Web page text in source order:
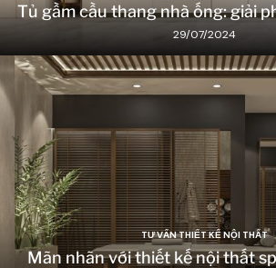
Tủ gầm cầu thang nhà ống: giải
29/07/2024
TƯ VẤN THIẾT KẾ NỘI THẤT
Mãn nhãn với thiết kế nội thất